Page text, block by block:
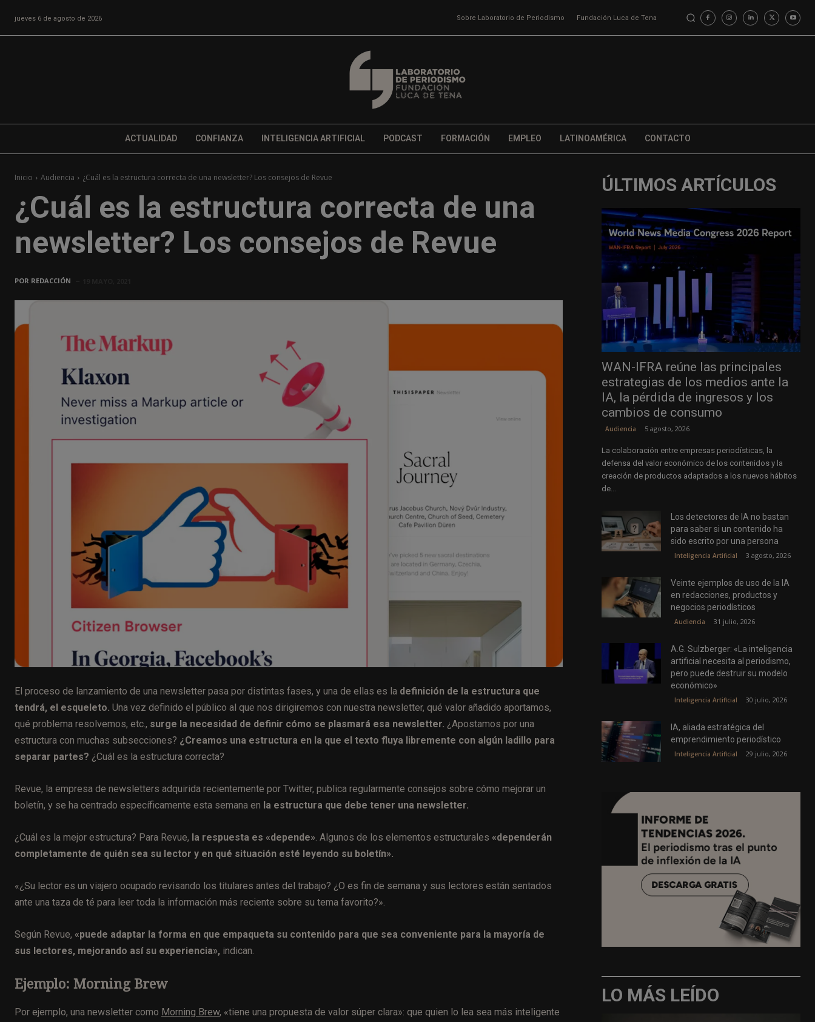
jueves 6 de agosto de 2026 Sobre Laboratorio de Periodismo Fundación Luca de Tena
ACTUALIDAD CONFIANZA INTELIGENCIA ARTIFICIAL PODCAST FORMACIÓN EMPLEO LATINOAMÉRICA CONTACTO
Inicio Audiencia ¿Cuál es la estructura correcta de una newsletter? Los consejos de Revue
¿Cuál es la estructura correcta de una
newsletter? Los consejos de Revue
POR REDACCIÓN
El proceso de lanzamiento de una newsletter pasa por distintas fases, y una de ellas es la definición de la estructura que
tendrá, el esqueleto. Una vez definido el público al que nos dirigiremos con nuestra newsletter, qué valor añadido aportamos,
qué problema resolvemos, etc., surge la necesidad de definir cómo se plasmará esa newsletter. ¿Apostamos por una
estructura con muchas subsecciones? ¿Creamos una estructura en la que el texto fluya libremente con algún ladillo para
separar partes? ¿Cuál es la estructura correcta?
Revue, la empresa de newsletters adquirida recientemente por Twitter, publica regularmente consejos sobre cómo mejorar un
boletín, y se ha centrado específicamente esta semana en la estructura que debe tener una newsletter.
¿Cuál es la mejor estructura? Para Revue, la respuesta es «depende». Algunos de los elementos estructurales «dependerán
completamente de quién sea su lector y en qué situación esté leyendo su boletín».
«¿Su lector es un viajero ocupado revisando los titulares antes del trabajo? ¿O es fin de semana y sus lectores están sentados
ante una taza de té para leer toda la información más reciente sobre su tema favorito?».
Según Revue, «puede adaptar la forma en que empaqueta su contenido para que sea conveniente para la mayoría de
sus lectores, mejorando así su experiencia», indican.
Ejemplo: Morning Brew
Por ejemplo, una newsletter como Morning Brew, «tiene una propuesta de valor súper clara»: que quien lo lea sea más inteligente
ÚLTIMOS ARTÍCULOS
WAN-IFRA reúne las principales
estrategias de los medios ante la
IA, la pérdida de ingresos y los
cambios de consumo
Audiencia 5 agosto, 2026
La colaboración entre empresas periodísticas, la
defensa del valor económico de los contenidos y la
creación de productos adaptados a los nuevos hábitos
de...
Los detectores de IA no bastan
para saber si un contenido ha
sido escrito por una persona
Inteligencia Artificial 3 agosto, 2026
Veinte ejemplos de uso de la IA
en redacciones, productos y
negocios periodísticos
Audiencia 31 julio, 2026
A.G. Sulzberger: «La inteligencia
artificial necesita al periodismo,
pero puede destruir su modelo
económico»
Inteligencia Artificial 30 julio, 2026
IA, aliada estratégica del
emprendimiento periodístico
Inteligencia Artificial 29 julio, 2026
LO MÁS LEÍDO